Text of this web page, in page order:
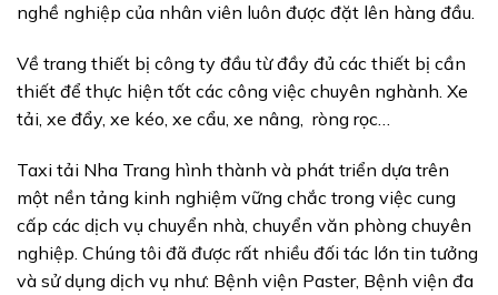
nghề nghiệp của nhân viên luôn được đặt lên hàng đầu.
Về trang thiết bị công ty đầu từ đầy đủ các thiết bị cần
thiết để thực hiện tốt các công việc chuyên nghành. Xe
tải, xe đẩy, xe kéo, xe cẩu, xe nâng, ròng rọc…
Taxi tải Nha Trang hình thành và phát triển dựa trên
một nền tảng kinh nghiệm vững chắc trong việc cung
cấp các dịch vụ chuyển nhà, chuyển văn phòng chuyên
nghiệp. Chúng tôi đã được rất nhiều đối tác lớn tin tưởng
và sử dụng dịch vụ như: Bệnh viện Paster, Bệnh viện đa